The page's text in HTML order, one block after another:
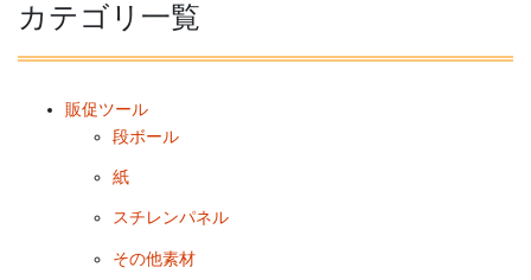
カテゴリ一覧
販促ツール
段ボール
紙
スチレンパネル
その他素材